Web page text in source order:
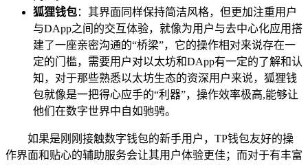
狐狸钱包：其界面同样保持简洁风格，但更加注重用户
与DApp之间的交互体验，就像为用户与去中心化应用搭
建了一座亲密沟通的“桥梁”，它的操作相对来说存在一
定的门槛，需要用户对以太坊和DApp有一定的了解和认
知，对于那些熟悉以太坊生态的资深用户来说，狐狸钱
包就像是一把得心应手的“利器”，操作效率极高,能够让
他们在数字世界中自如驰骋。
如果是刚刚接触数字钱包的新手用户，TP钱包友好的操
作界面和贴心的辅助服务会让其用户体验更佳；而对于有丰富